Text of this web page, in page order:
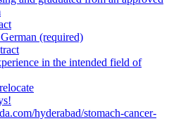
(required)
in the intended field of
hyderabad/stomach-cancer-